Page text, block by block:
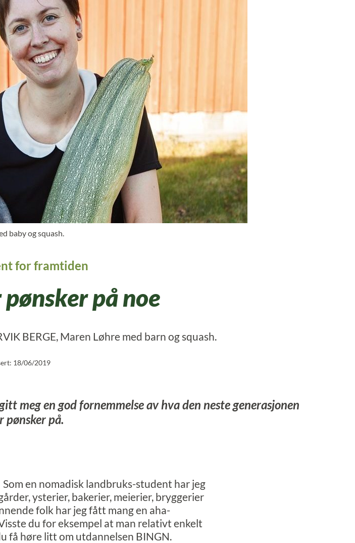
baby og squash.
for framtiden
på noe
BERGE, Maren Løhre med barn og squash.
18/06/2019
meg en god fornemmelse av hva den neste generasjonen
pønsker på.
en nomadisk landbruks-student har jeg
ysterier, bakerier, meierier, bryggerier
folk har jeg fått mang en aha-
du for eksempel at man relativt enkelt
få høre litt om utdannelsen BINGN.